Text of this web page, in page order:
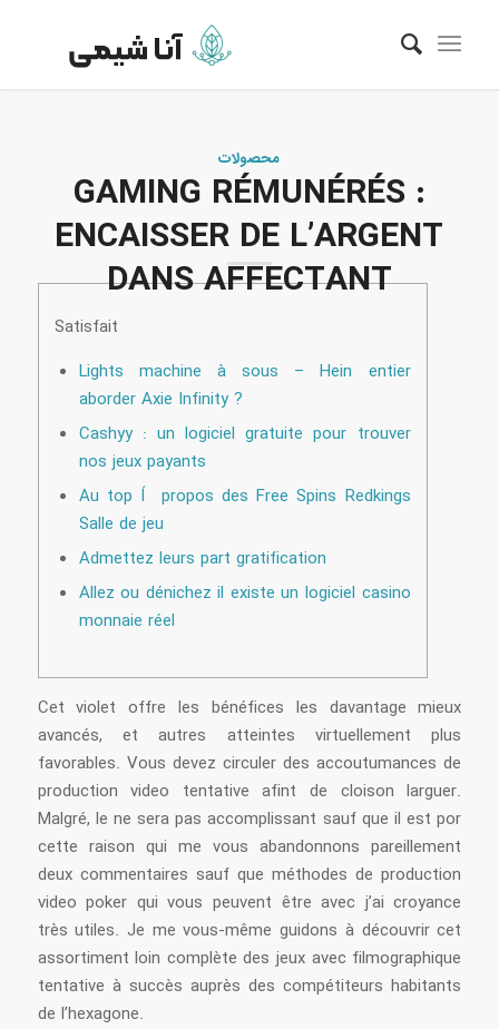
محصولات
GAMING RÉMUNÉRÉS :
ENCAISSER DE L’ARGENT
DANS AFFECTANT
Satisfait
Lights machine à sous – Hein entier
aborder Axie Infinity ?
Cashyy : un logiciel gratuite pour trouver
nos jeux payants
Au top Í propos des Free Spins Redkings
Salle de jeu
Admettez leurs part gratification
Allez ou dénichez il existe un logiciel casino
monnaie réel
Cet violet offre les bénéfices les davantage mieux
avancés, et autres atteintes virtuellement plus
favorables. Vous devez circuler des accoutumances de
production video tentative afint de cloison larguer.
Malgré, le ne sera pas accomplissant sauf que il est por
cette raison qui me vous abandonnons pareillement
deux commentaires sauf que méthodes de production
video poker qui vous peuvent être avec j’ai croyance
très utiles.Je me vous-même guidons à découvrir cet
assortiment loin complète des jeux avec filmographique
tentative à succès auprès des compétiteurs habitants
de l’hexagone.